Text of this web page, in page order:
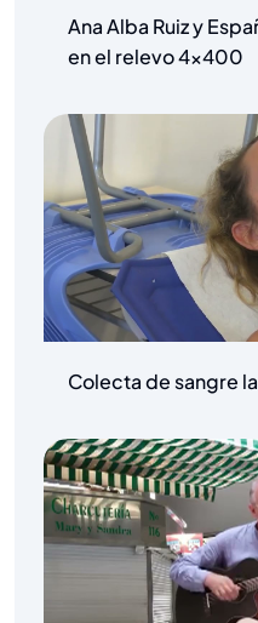
Ana Alba Ruiz y
en el relevo 4×400
Colecta de sangre